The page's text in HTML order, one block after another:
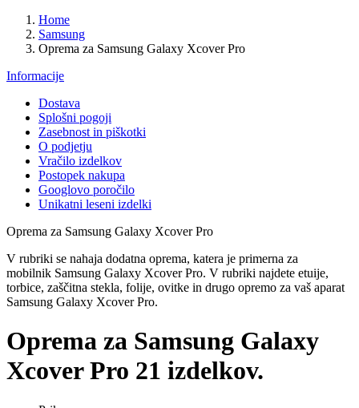
Home
Samsung
Oprema za Samsung Galaxy Xcover Pro
Informacije
Dostava
Splošni pogoji
Zasebnost in piškotki
O podjetju
Vračilo izdelkov
Postopek nakupa
Googlovo poročilo
Unikatni leseni izdelki
Oprema za Samsung Galaxy Xcover Pro
V rubriki se nahaja dodatna oprema, katera je primerna za
mobilnik Samsung Galaxy Xcover Pro. V rubriki najdete etuije,
torbice, zaščitna stekla, folije, ovitke in drugo opremo za vaš aparat
Samsung Galaxy Xcover Pro.
Oprema za Samsung Galaxy
Xcover Pro 21 izdelkov.